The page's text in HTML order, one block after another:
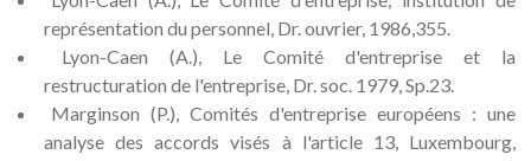
représentation du personnel, Dr. ouvrier, 1986,355.
Lyon-Caen (A.), Le Comité d'entreprise et la
restructuration de l'entreprise, Dr. soc. 1979, Sp.23.
Marginson (P.), Comités d'entreprise européens : une
analyse des accords visés à l'article 13, Luxembourg,